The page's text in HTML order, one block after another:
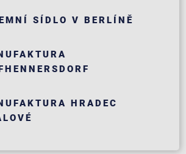
SÍDLO V BERLÍNĚ
HRADEC